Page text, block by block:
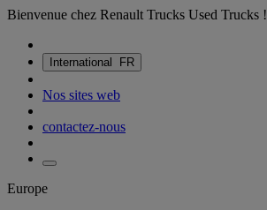
Bienvenue chez Renault Trucks Used Trucks !
International FR
Nos sites web
contactez-nous
Europe